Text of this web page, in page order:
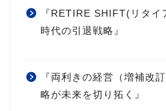
『RETIRE SHIFT(リタ
時代の引退戦略』
『両利きの経営（増補改
略が未来を切り拓く』